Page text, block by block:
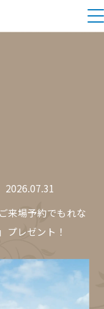
2026.07.31
来場予約でもれな
プレゼント！